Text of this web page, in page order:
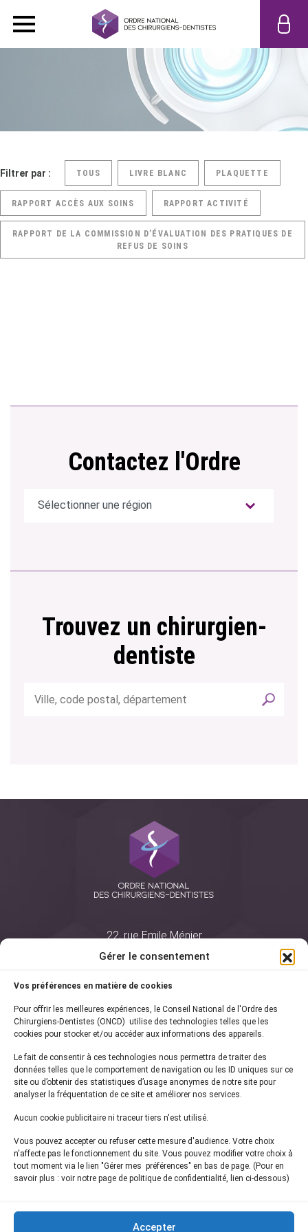
Gérer le consentement
Vos préférences en matière de cookies
Pour offrir les meilleures expériences, le Conseil National de l'Ordre des
Chirurgiens-Dentistes (ONCD) utilise des technologies telles que les
cookies pour stocker et/ou accéder aux informations des appareils.
Le fait de consentir à ces technologies nous permettra de traiter des
données telles que le comportement de navigation ou les ID uniques sur ce
site ou d’obtenir des statistiques d’usage anonymes de notre site pour
analyser la fréquentation de ce site et améliorer nos services.
Aucun cookie publicitaire ni traceur tiers n'est utilisé.
Vous pouvez accepter ou refuser cette mesure d'audience. Votre choix
n'affecte pas le fonctionnement du site. Vous pouvez modifier votre choix à
tout moment via le lien "Gérer mes préférences" en bas de page. (Pour en
savoir plus : voir notre page de politique de confidentialité, lien ci-dessous)
Accepter
Filtrer par : TOUS LIVRE BLANC PLAQUETTE
RAPPORT ACCÈS AUX SOINS RAPPORT ACTIVITÉ
RAPPORT DE LA COMMISSION D’ÉVALUATION DES PRATIQUES DE
REFUS DE SOINS
Contactez l'Ordre
Trouvez un chirurgien-
dentiste
22, rue Emile Ménier
75761 Paris Cedex 16
01 44 34 78 80
courrier@oncd.org
Actualités
Presse
Informations légales
Plan du site
Inscrivez-vous à notrenewsletter